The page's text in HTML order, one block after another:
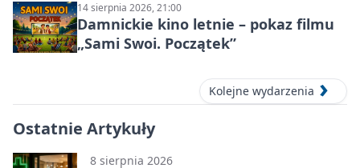
14 sierpnia 2026, 21:00
Damnickie kino letnie – pokaz filmu
„Sami Swoi. Początek”
Kolejne wydarzenia
Ostatnie Artykuły
8 sierpnia 2026